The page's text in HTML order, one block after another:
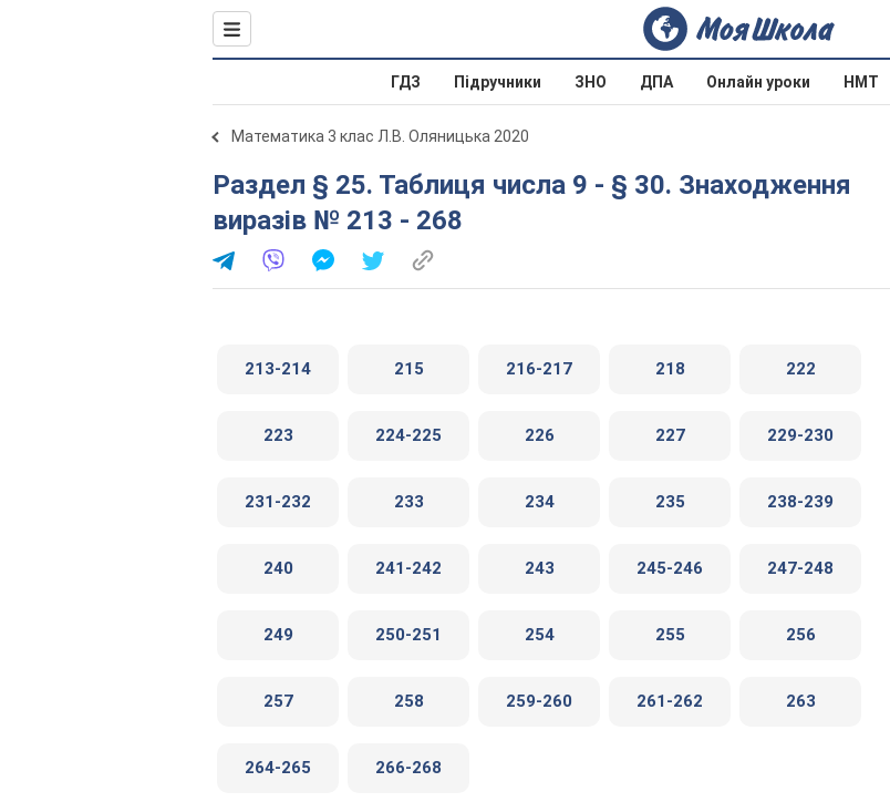
ГДЗ Підручники ЗНО ДПА Онлайн уроки НМТ
Математика 3 клас Л.В. Оляницька 2020
Раздел § 25. Таблиця числа 9 - § 30. Знаходження
виразів № 213 - 268
213-214 215 216-217 218 222
223 224-225 226 227 229-230
231-232 233 234 235 238-239
240 241-242 243 245-246 247-248
249 250-251 254 255 256
257 258 259-260 261-262 263
264-265 266-268